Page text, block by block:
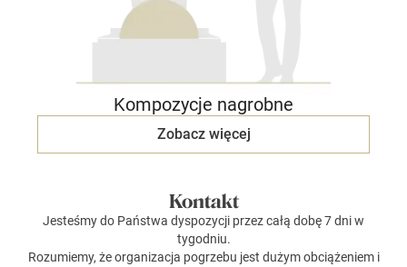
Kompozycje nagrobne
Zobacz więcej
Kontakt
Jesteśmy do Państwa dyspozycji przez całą dobę 7 dni w
tygodniu.
Rozumiemy, że organizacja pogrzebu jest dużym obciążeniem i